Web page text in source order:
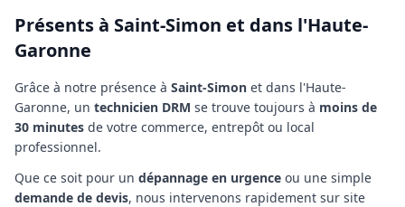
Présents à Saint-Simon et dans l'Haute-
Garonne
Grâce à notre présence à Saint-Simon et dans l'Haute-
Garonne, un technicien DRM se trouve toujours à moins de
30 minutes de votre commerce, entrepôt ou local
professionnel.
Que ce soit pour un dépannage en urgence ou une simple
demande de devis, nous intervenons rapidement sur site